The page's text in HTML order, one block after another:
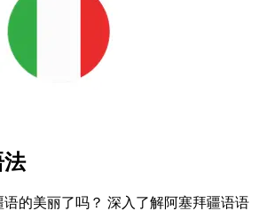
法
的美丽了吗？ 深入了解阿塞拜疆语语